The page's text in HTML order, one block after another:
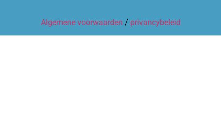
Algemene voorwaarden / privancybeleid